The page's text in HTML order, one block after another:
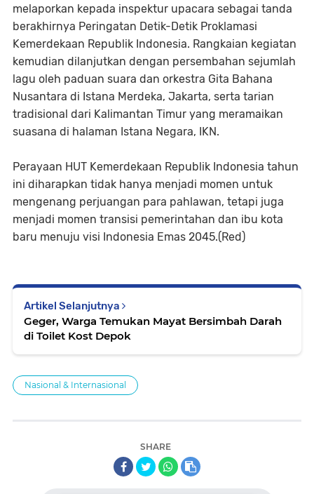
melaporkan kepada inspektur upacara sebagai tanda
berakhirnya Peringatan Detik-Detik Proklamasi
Kemerdekaan Republik Indonesia. Rangkaian kegiatan
kemudian dilanjutkan dengan persembahan sejumlah
lagu oleh paduan suara dan orkestra Gita Bahana
Nusantara di Istana Merdeka, Jakarta, serta tarian
tradisional dari Kalimantan Timur yang meramaikan
suasana di halaman Istana Negara, IKN.
Perayaan HUT Kemerdekaan Republik Indonesia tahun
ini diharapkan tidak hanya menjadi momen untuk
mengenang perjuangan para pahlawan, tetapi juga
menjadi momen transisi pemerintahan dan ibu kota
baru menuju visi Indonesia Emas 2045.(Red)
Artikel Selanjutnya
Geger, Warga Temukan Mayat Bersimbah Darah
di Toilet Kost Depok
Nasional & Internasional
SHARE